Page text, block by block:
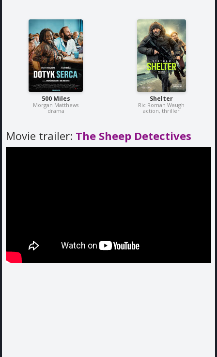
500 Miles
Morgan Matthews
drama
Shelter
Ric Roman Waugh
action, thriller
Movie trailer: The Sheep Detectives